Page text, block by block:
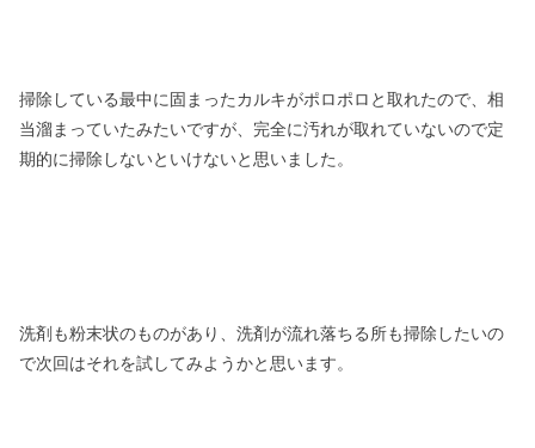
掃除している最中に固まったカルキがポロポロと取れたので、相
当溜まっていたみたいですが、完全に汚れが取れていないので定
期的に掃除しないといけないと思いました。
洗剤も粉末状のものがあり、洗剤が流れ落ちる所も掃除したいの
で次回はそれを試してみようかと思います。